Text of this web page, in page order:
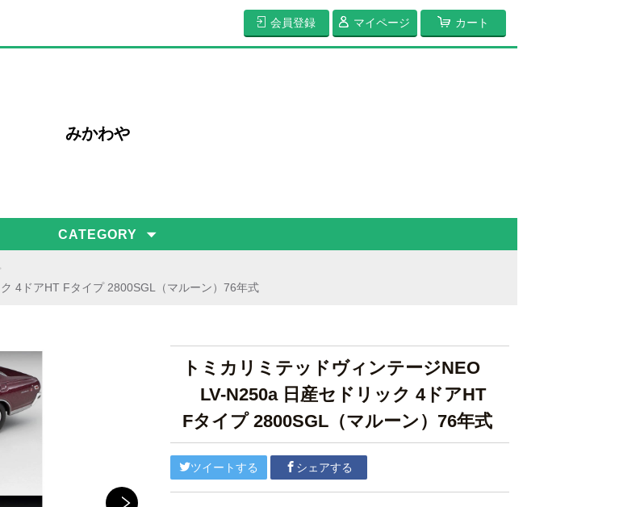
みかわや
会員登録 マイページ カート
CATEGORY
4ドアHT Fタイプ 2800SGL（マルーン）76年式
トミカリミテッドヴィンテージNEO
LV-N250a 日産セドリック 4ドアHT
Fタイプ 2800SGL（マルーン）76年式
ツイートする シェアする